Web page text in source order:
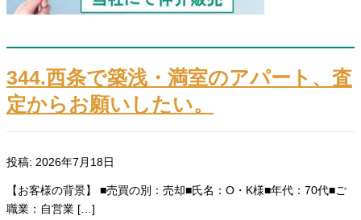
344.西条で築浅・満室のアパート、査
定からお願いしたい。
投稿: 2026年7月18日
【お客様の背景】 ■売買の別：売却■氏名：O・K様■年代：70代■ご
職業：自営業 […]